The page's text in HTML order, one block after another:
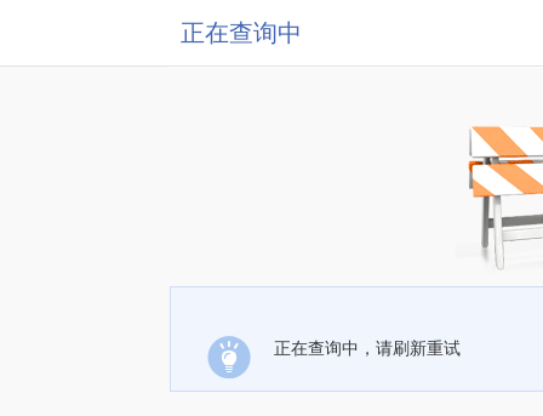
正在查询中
正在查询中，请刷新重试